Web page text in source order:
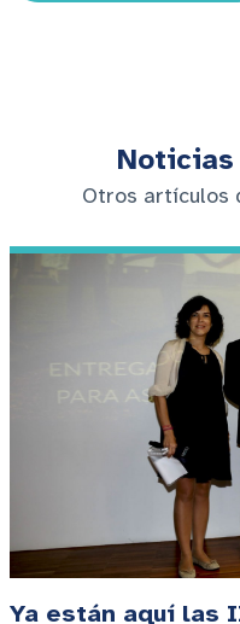
Otros artículos
Ya están aquí las